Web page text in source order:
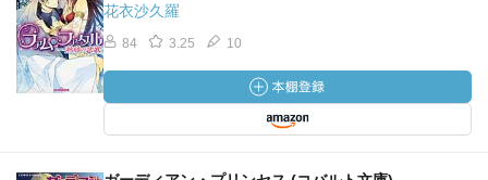
花衣沙久羅
84 3.25 10